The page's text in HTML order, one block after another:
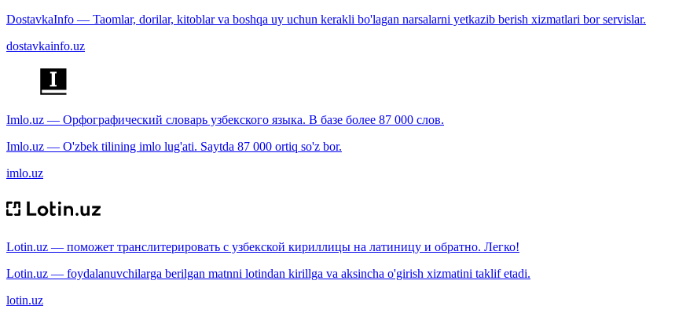
DostavkaInfo — Taomlar, dorilar, kitoblar va boshqa uy uchun kerakli bo'lagan narsalarni yetkazib berish xizmatlari bor servislar.
dostavkainfo.uz
Imlo.uz — Орфографический словарь узбекского языка. В базе более 87 000 слов.
Imlo.uz — O'zbek tilining imlo lug'ati. Saytda 87 000 ortiq so'z bor.
imlo.uz
Lotin.uz — поможет транслитерировать с узбекской кириллицы на латиницу и обратно. Легко!
Lotin.uz — foydalanuvchilarga berilgan matnni lotindan kirillga va aksincha o'girish xizmatini taklif etadi.
lotin.uz